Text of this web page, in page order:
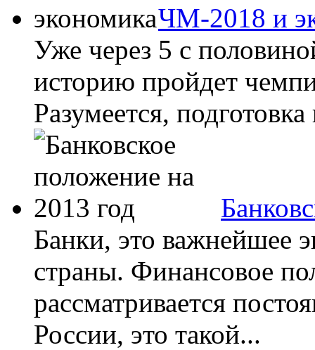
ЧМ-2018 и
Уже через 5 с
историю пройдет
Разумеется,
Банки, это важнейшее
страны. Финансовое
рассматривается
России, это такой...